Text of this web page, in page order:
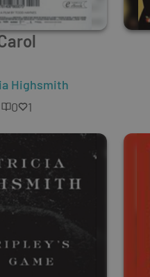
Highsmith, Margery
Highsmith
0
1